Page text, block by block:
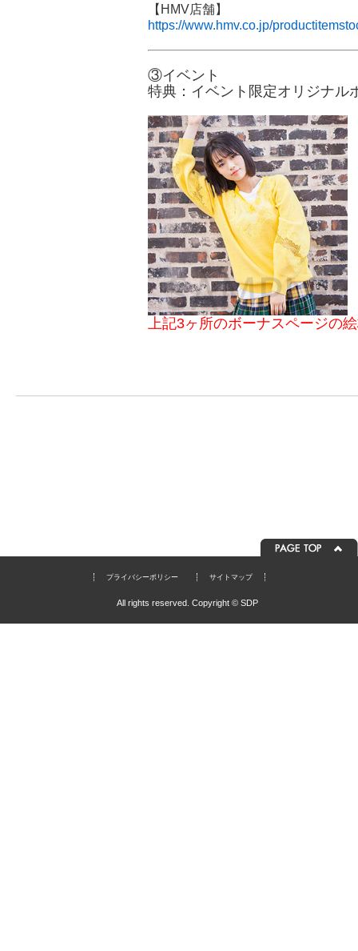
【HMV店舗】
https://www.hmv.co.jp/
③イベント
特典：イベント限定オリジナル
上記3ヶ所のボーナスページの
プライバシーポリシー サイトマップ
All rights reserved. Copyright © SDP